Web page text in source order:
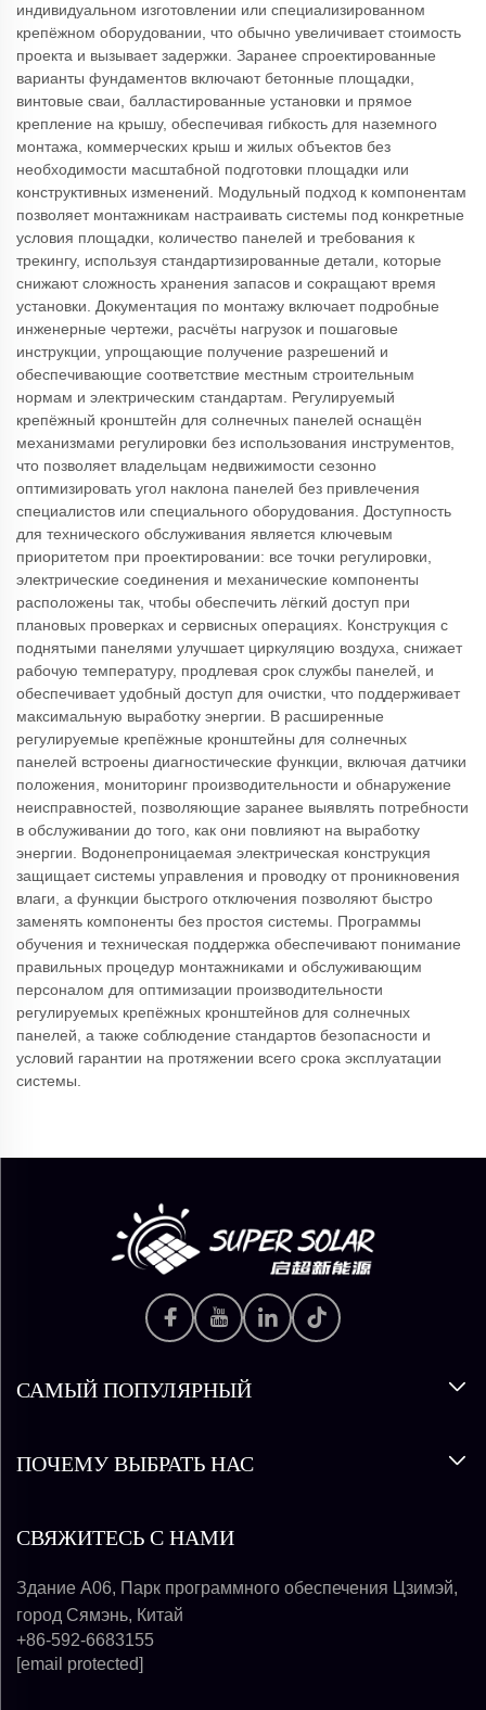
индивидуальном изготовлении или специализированном
крепёжном оборудовании, что обычно увеличивает стоимость
проекта и вызывает задержки. Заранее спроектированные
варианты фундаментов включают бетонные площадки,
винтовые сваи, балластированные установки и прямое
крепление на крышу, обеспечивая гибкость для наземного
монтажа, коммерческих крыш и жилых объектов без
необходимости масштабной подготовки площадки или
конструктивных изменений. Модульный подход к компонентам
позволяет монтажникам настраивать системы под конкретные
условия площадки, количество панелей и требования к
трекингу, используя стандартизированные детали, которые
снижают сложность хранения запасов и сокращают время
установки. Документация по монтажу включает подробные
инженерные чертежи, расчёты нагрузок и пошаговые
инструкции, упрощающие получение разрешений и
обеспечивающие соответствие местным строительным
нормам и электрическим стандартам. Регулируемый
крепёжный кронштейн для солнечных панелей оснащён
механизмами регулировки без использования инструментов,
что позволяет владельцам недвижимости сезонно
оптимизировать угол наклона панелей без привлечения
специалистов или специального оборудования. Доступность
для технического обслуживания является ключевым
приоритетом при проектировании: все точки регулировки,
электрические соединения и механические компоненты
расположены так, чтобы обеспечить лёгкий доступ при
плановых проверках и сервисных операциях. Конструкция с
поднятыми панелями улучшает циркуляцию воздуха, снижает
рабочую температуру, продлевая срок службы панелей, и
обеспечивает удобный доступ для очистки, что поддерживает
максимальную выработку энергии. В расширенные
регулируемые крепёжные кронштейны для солнечных
панелей встроены диагностические функции, включая датчики
положения, мониторинг производительности и обнаружение
неисправностей, позволяющие заранее выявлять потребности
в обслуживании до того, как они повлияют на выработку
энергии. Водонепроницаемая электрическая конструкция
защищает системы управления и проводку от проникновения
влаги, а функции быстрого отключения позволяют быстро
заменять компоненты без простоя системы. Программы
обучения и техническая поддержка обеспечивают понимание
правильных процедур монтажниками и обслуживающим
персоналом для оптимизации производительности
регулируемых крепёжных кронштейнов для солнечных
панелей, а также соблюдение стандартов безопасности и
условий гарантии на протяжении всего срока эксплуатации
системы.
САМЫЙ ПОПУЛЯРНЫЙ
ПОЧЕМУ ВЫБРАТЬ НАС
СВЯЖИТЕСЬ С НАМИ
Здание A06, Парк программного обеспечения Цзимэй,
город Сямэнь, Китай
+86-592-6683155
[email protected]